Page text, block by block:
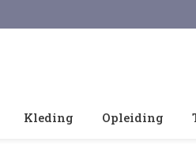
Kleding Opleiding